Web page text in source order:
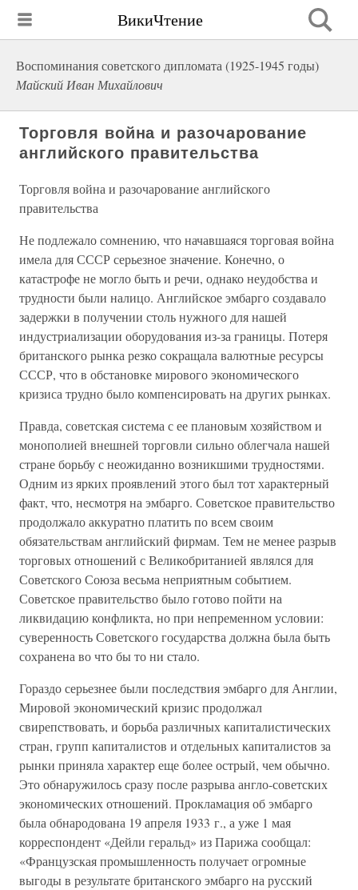
ВикиЧтение
Воспоминания советского дипломата (1925-1945 годы)
Майский Иван Михайлович
Торговля война и разочарование
английского правительства
Торговля война и разочарование английского
правительства
Не подлежало сомнению, что начавшаяся торговая война
имела для СССР серьезное значение. Конечно, о
катастрофе не могло быть и речи, однако неудобства и
трудности были налицо. Английское эмбарго создавало
задержки в получении столь нужного для нашей
индустриализации оборудования из-за границы. Потеря
британского рынка резко сокращала валютные ресурсы
СССР, что в обстановке мирового экономического
кризиса трудно было компенсировать на других рынках.
Правда, советская система с ее плановым хозяйством и
монополией внешней торговли сильно облегчала нашей
стране борьбу с неожиданно возникшими трудностями.
Одним из ярких проявлений этого был тот характерный
факт, что, несмотря на эмбарго. Советское правительство
продолжало аккуратно платить по всем своим
обязательствам английский фирмам. Тем не менее разрыв
торговых отношений с Великобританией являлся для
Советского Союза весьма неприятным событием.
Советское правительство было готово пойти на
ликвидацию конфликта, но при непременном условии:
суверенность Советского государства должна была быть
сохранена во что бы то ни стало.
Гораздо серьезнее были последствия эмбарго для Англии,
Мировой экономический кризис продолжал
свирепствовать, и борьба различных капиталистических
стран, групп капиталистов и отдельных капиталистов за
рынки приняла характер еще более острый, чем обычно.
Это обнаружилось сразу после разрыва англо-советских
экономических отношений. Прокламация об эмбарго
была обнародована 19 апреля 1933 г., а уже 1 мая
корреспондент «Дейли геральд» из Парижа сообщал:
«Французская промышленность получает огромные
выгоды в результате британского эмбарго на русский